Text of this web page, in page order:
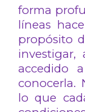
forma
líneas
propósito
investigar,
accedido
conocerla.
lo que